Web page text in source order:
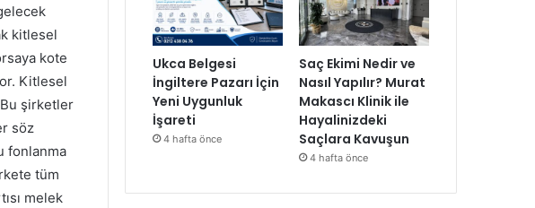
kitlesel
kote
Kitlesel
Bu şirketler
söz
fonlanma
tüm
melek
Ukca Belgesi
İngiltere Pazarı İçin
Yeni Uygunluk
İşareti
4 hafta önce
Saç Ekimi Nedir ve
Nasıl Yapılır? Murat
Makascı Klinik ile
Hayalinizdeki
Saçlara Kavuşun
4 hafta önce